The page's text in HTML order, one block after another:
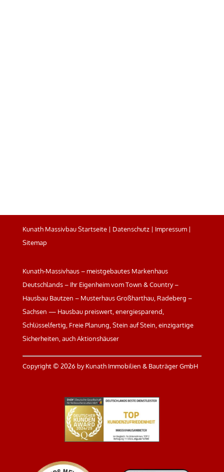
Kunath Massivbau Startseite| Datenschutz| Impressum|
Sitemap
Kunath-Massivhaus – meistgebautes Markenhaus
Deutschlands – Ihr Eigenheim vom Town & Country –
Hausbau Bautzen – Musterhaus Großharthau, Radeberg –
Sachsen — Hausbau preiswert, energiesparend,
Schlüsselfertig, Freie Planung, Stein auf Stein, einzigartige
Sicherheiten, auch Aktionshäuser
Copyright © 2026 by Kunath Immobilien & Bauträger GmbH